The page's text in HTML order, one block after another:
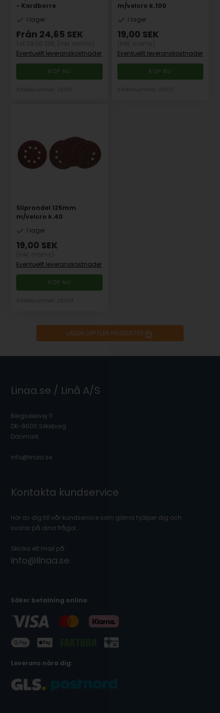
- Kardborre
I lager
Från 24,65 SEK
Eventuellt leveranskostnader
m/velcro k.100
I lager
19,00 SEK
Eventuellt leveranskostnader
Sliprondel 125mm
m/velcro k.40
I lager
19,00 SEK
Eventuellt leveranskostnader
LADDA UPP FLER PRODUKTER
Linaa.se / Linå A/S
Bergsøesvej 11
DK-8600 Silkeborg
Danmark
info@linaa.se
Kontakta kundservice
Hör av dig till vår kundservice som gärna hjälper dig och
svarar på dina frågor.
Skicka ett mail på:
info@linaa.se
Säker betalning online:
Leverans nära dig: